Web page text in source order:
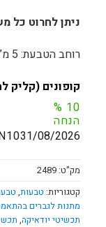
ניתן לחרוט כל
רוחב הטבעת: 5 מ”מ
קופונים (קליק
10
%
הנחה
31/08/2026
מק"ט:2489
קטגוריות: טבעות,
מתנות לגברים
תכשיטי יודאיקה,